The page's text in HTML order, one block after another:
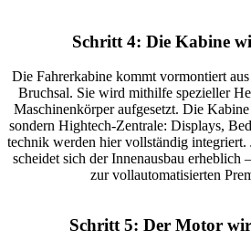
Schritt 4: Die Kabine
Die Fahrer­ka­bine kommt vormon­tiert
Bruchsal. Sie wird mithilfe spezi­eller
Maschi­nen­körper aufge­setzt. Die
sondern High­tech-Zentrale: Displays,
technik werden hier voll­ständig
scheidet sich der Innen­ausbau erheb­lich
zur voll­au­to­ma­ti­sierten
Schritt 5: Der Motor